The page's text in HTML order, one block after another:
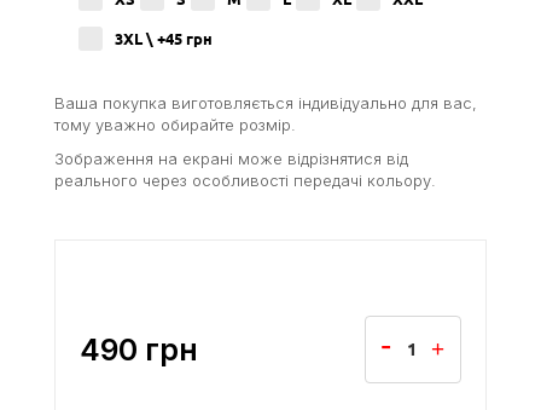
3XL \ +45 грн
Ваша покупка виготовляється індивідуально для вас,
тому уважно обирайте розмір.
Зображення на екрані може відрізнятися від
реального через особливості передачі кольору.
490 грн